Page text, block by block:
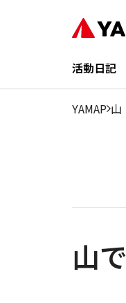
活動日記
YAMAP 山
山